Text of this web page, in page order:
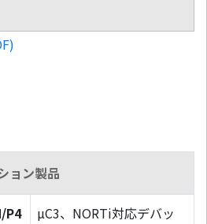
ョン製品
P4
µC3、NORTi対応デバッ